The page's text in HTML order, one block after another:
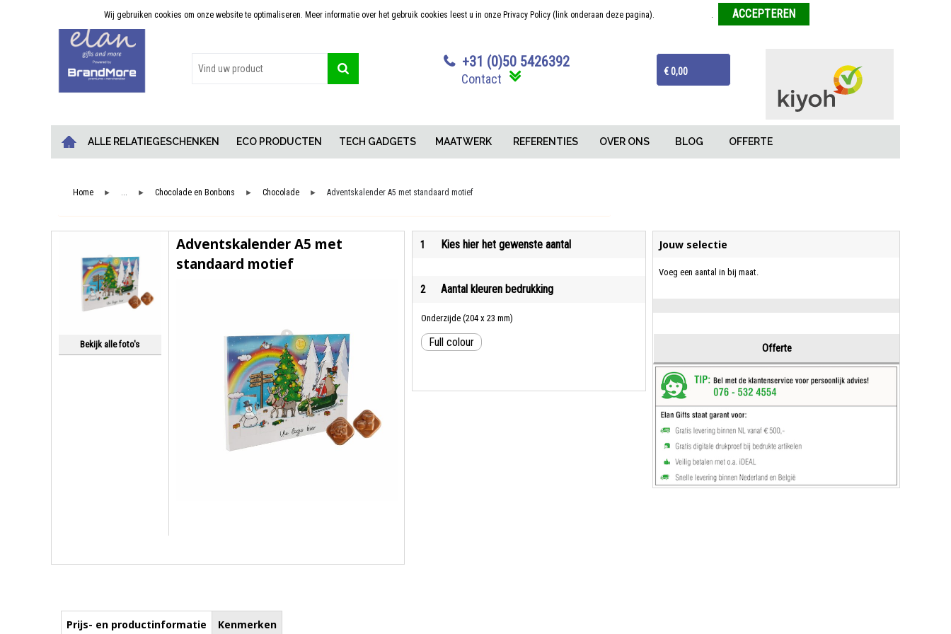
Persoonlijk advies Sterk in maatwerk Concurrerende prijzen Van tekentafel tot eindproduct
€ 0,00
+31 (0)50 5426392
Contact
ALLE RELATIEGESCHENKEN ECO PRODUCTEN TECH GADGETS MAATWERK REFERENTIES OVER ONS BLOG OFFERTE
Home ► ... ► Chocolade en Bonbons ► Chocolade ► Adventskalender A5 met standaard motief
1 Kies hier het gewenste aantal
2 Aantal kleuren bedrukking
Onderzijde (204 x 23 mm)
Full colour
Jouw selectie
Voeg een aantal in bij maat.
Offerte
Bekijk alle foto's
Adventskalender A5 met
standaard motief
Prijs- en productinformatie Kenmerken
Wij gebruiken cookies om onze website te optimaliseren. Meer informatie over het gebruik cookies leest u in onze Privacy Policy (link onderaan deze pagina). .